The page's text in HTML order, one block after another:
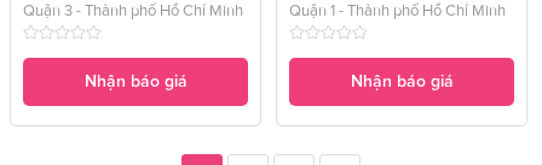
Quận 3 - Thành phố Hồ Chí Minh
Nhận báo giá
Quận 1 - Thành phố Hồ Chí Minh
Nhận báo giá